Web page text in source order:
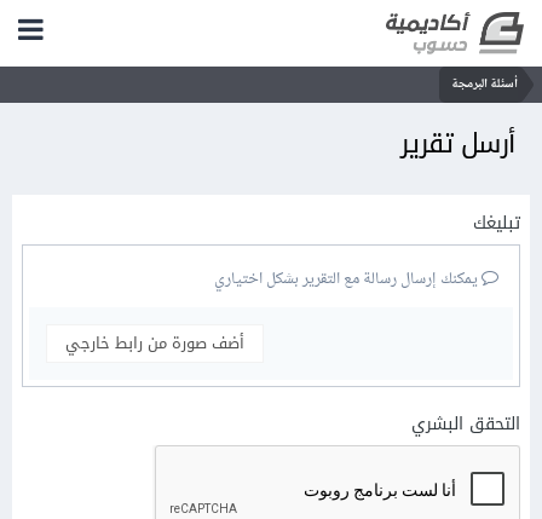
أسئلة البرمجة
أرسل تقرير
تبليغك
يمكنك إرسال رسالة مع التقرير بشكل اختياري
أضف صورة من رابط خارجي
التحقق البشري